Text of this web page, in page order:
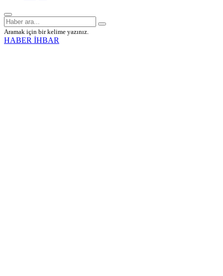
Aramak için bir kelime yazınız.
HABER İHBAR